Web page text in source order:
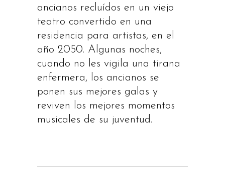
ancianos recluídos en un viejo
teatro convertido en una
residencia para artistas, en el
año 2050. Algunas noches,
cuando no les vigila una tirana
enfermera, los ancianos se
ponen sus mejores galas y
reviven los mejores momentos
musicales de su juventud.